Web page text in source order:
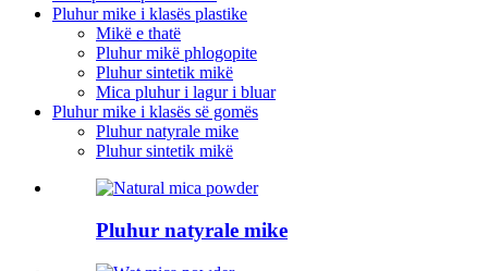
Pluhur mike i klasës plastike
Mikë e thatë
Pluhur mikë phlogopite
Pluhur sintetik mikë
Mica pluhur i lagur i bluar
Pluhur mike i klasës së gomës
Pluhur natyrale mike
Pluhur sintetik mikë
Pluhur natyrale mike